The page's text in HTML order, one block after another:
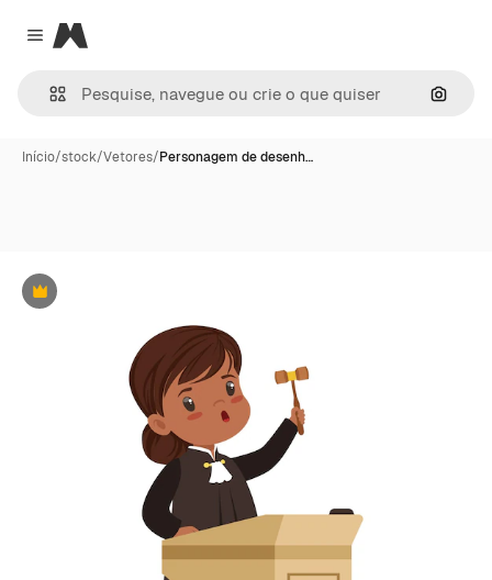
Close menu
Magnific
Início/stock/Vetores/Personagem de desenh…
Premium